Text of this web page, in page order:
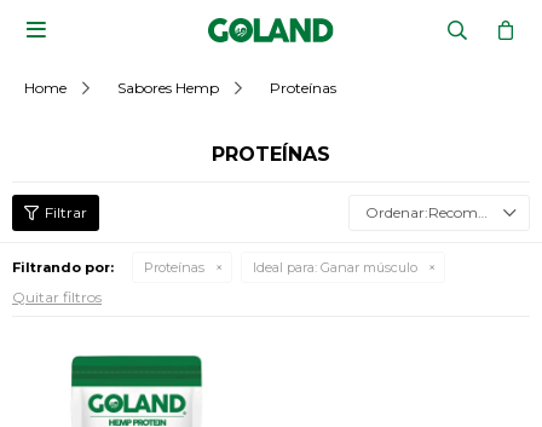

Home Sabores Hemp Proteínas
PROTEÍNAS
Recomendados
Filtrando por: Proteínas Ideal para: Ganar músculo
Quitar filtros